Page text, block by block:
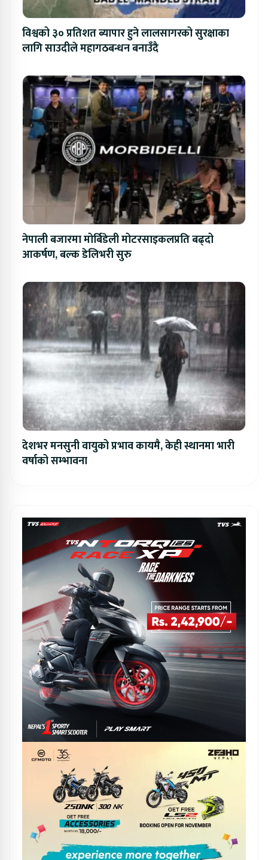
विश्वको ३० प्रतिशत ब्यापार हुने लालसागरको सुरक्षाका
लागि साउदीले महागठबन्धन बनाउँदै
नेपाली बजारमा मोर्बिडेली मोटरसाइकलप्रति बढ्दो
आकर्षण, बल्क डेलिभरी सुरु
देशभर मनसुनी वायुको प्रभाव कायमै, केही स्थानमा भारी
वर्षाको सम्भावना